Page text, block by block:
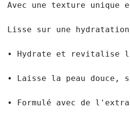
Avec une texture
Lisse sur une
• Hydrate et revitalise
• Laisse la peau douce,
• Formulé avec de